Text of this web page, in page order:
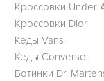
Кроссовки Under
Кроссовки Dior
Кеды Vans
Кеды Converse
Ботинки Dr.